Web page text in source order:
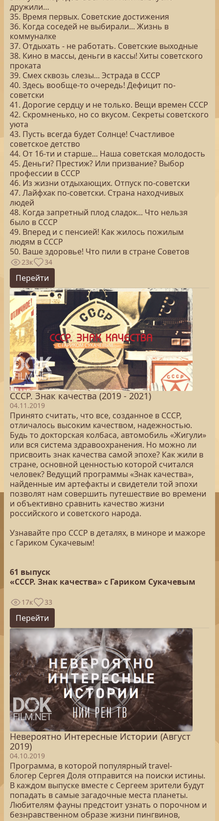
дружили…
35. Время первых. Советские достижения
36. Когда соседей не выбирали... Жизнь в
коммуналке
37. Отдыхать - не работать. Советские выходные
38. Кино в массы, деньги в кассы! Хиты советского
проката
39. Смех сквозь слезы... Эстрада в СССР
40. Здесь вообще-то очередь! Дефицит по-
советски
41. Дорогие сердцу и не только. Вещи времен СССР
42. Скромненько, но со вкусом. Секреты советского
уюта
43. Пусть всегда будет Солнце! Счастливое
советское детство
44. От 16-ти и старше... Наша советская молодость
45. Деньги? Престиж? Или призвание? Выбор
профессии в СССР
46. Из жизни отдыхающих. Отпуск по-советски
47. Лайфхак по-советски. Страна находчивых
людей
48. Когда запретный плод сладок... Что нельзя
было в СССР
49. Вперед и с пенсией! Как жилось пожилым
людям в СССР
50. Ваше здоровье! Что пили в стране Советов
23к 34
Перейти
СССР. Знак качества (2019 - 2021)
04.11.2019
Принято считать, что все, созданное в СССР,
отличалось высоким качеством, надежностью.
Будь то докторская колбаса, автомобиль «Жигули»
или вся система здравоохранения. Но можно ли
присвоить знак качества самой эпохе? Как жили в
стране, основной ценностью которой считался
человек? Ведущий программы «Знак качества»,
найденные им артефакты и свидетели той эпохи
позволят нам совершить путешествие во времени
и объективно сравнить качество жизни
российского и советского народа.
Узнавайте про СССР в деталях, в миноре и мажоре
с Гариком Сукачевым!
61 выпуск
«СССР. Знак качества» с Гариком Сукачевым
17к 33
Перейти
Невероятно Интересные Истории (Август
2019)
04.10.2019
Программа, в которой популярный travel-
блогер Сергея Доля отправится на поиски истины.
В каждом выпуске вместе с Сергеем зрители будут
попадать в самые загадочные места планеты.
Любителям фауны предстоит узнать о порочном и
безнравственном образе жизни пингвинов,